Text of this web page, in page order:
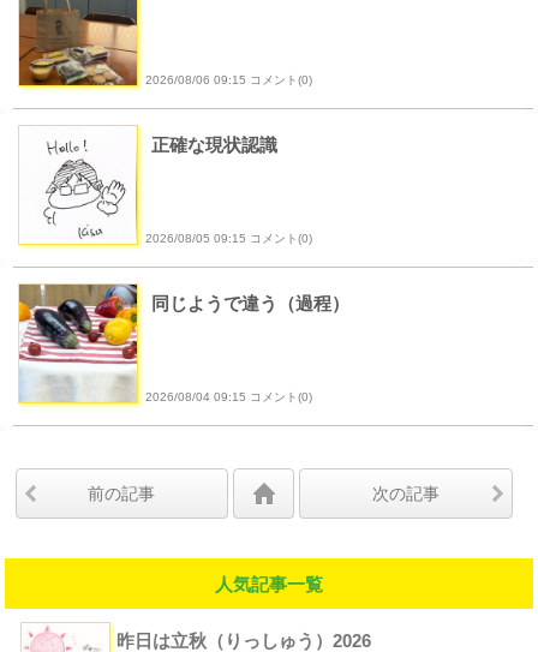
2026/08/06 09:15 コメント(0)
正確な現状認識
2026/08/05 09:15 コメント(0)
同じようで違う（過程）
2026/08/04 09:15 コメント(0)
前の記事 次の記事
人気記事一覧
昨日は立秋（りっしゅう）2026